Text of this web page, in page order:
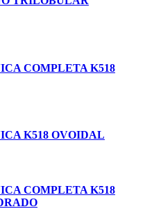
COMPLETA K518
K518 OVOIDAL
COMPLETA K518